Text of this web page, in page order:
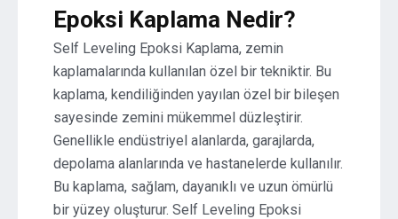
Epoksi Kaplama Nedir?
Self Leveling Epoksi Kaplama, zemin
kaplamalarında kullanılan özel bir tekniktir. Bu
kaplama, kendiliğinden yayılan özel bir bileşen
sayesinde zemini mükemmel düzleştirir.
Genellikle endüstriyel alanlarda, garajlarda,
depolama alanlarında ve hastanelerde kullanılır.
Bu kaplama, sağlam, dayanıklı ve uzun ömürlü
bir yüzey oluşturur. Self Leveling Epoksi